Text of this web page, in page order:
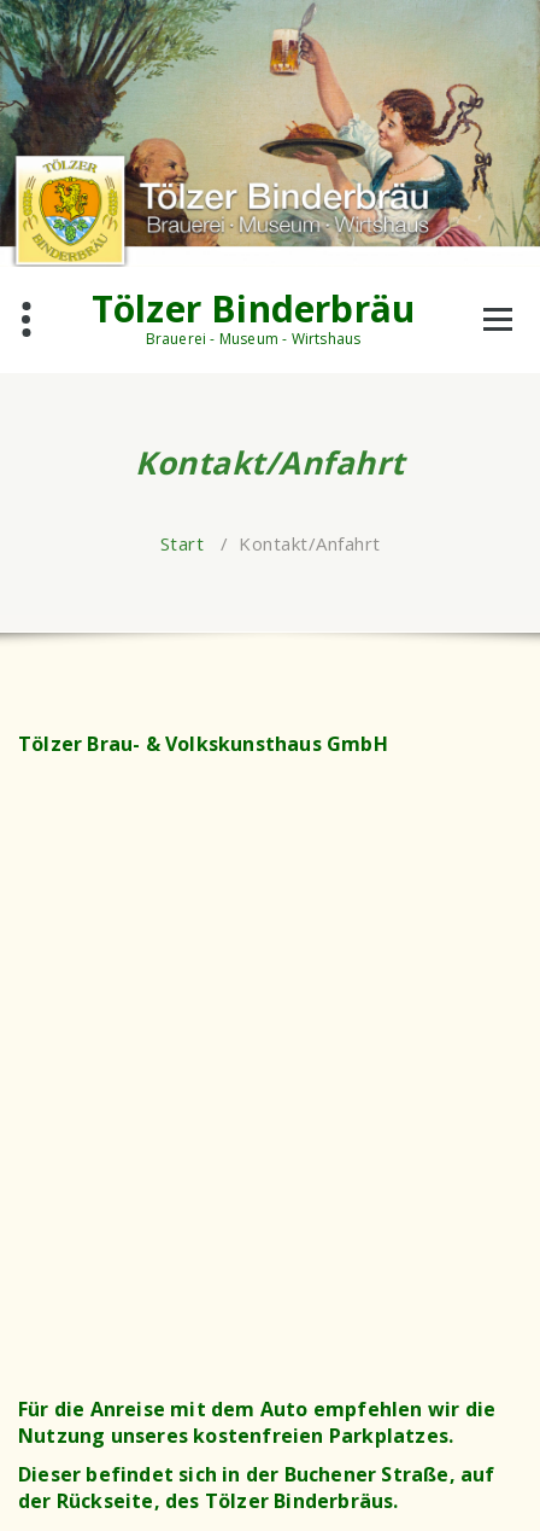
Zum
Inhalt
springen
Tölzer Binderbräu
Brauerei - Museum - Wirtshaus
Kontakt/Anfahrt
Start / Kontakt/Anfahrt
Tölzer Brau- & Volkskunsthaus GmbH
Für die Anreise mit dem Auto empfehlen wir die
Nutzung unseres kostenfreien Parkplatzes.
Dieser befindet sich in der Buchener Straße, auf
der Rückseite, des Tölzer Binderbräus.